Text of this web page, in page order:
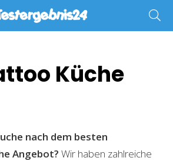
Küche
nach dem besten
Angebot? Wir haben zahlreiche